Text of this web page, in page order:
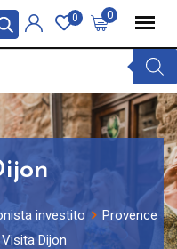
0
0
investito
Provence
Visita Dijon